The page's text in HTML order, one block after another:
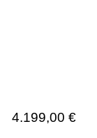
4.199,00 €